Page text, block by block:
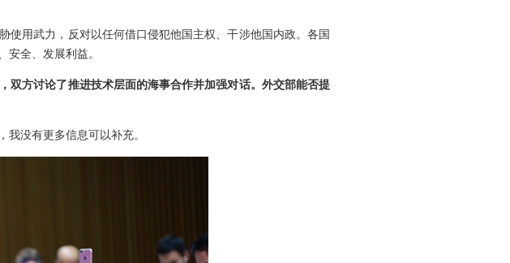
用武力，反对以任何借口侵犯他国主权、干涉他国内政。各国
安全、发展利益。
方讨论了推进技术层面的海事合作并加强对话。外交部能否提
没有更多信息可以补充。